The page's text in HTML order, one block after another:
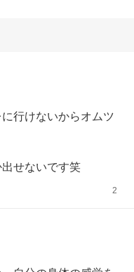
行けないからオムツ
せないです笑
2